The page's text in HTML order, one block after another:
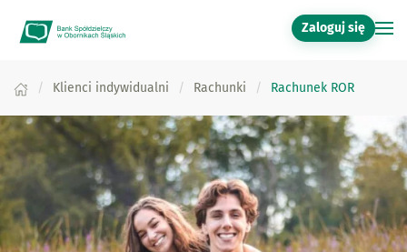
Zaloguj się
Klienci indywidualni Rachunki Rachunek ROR